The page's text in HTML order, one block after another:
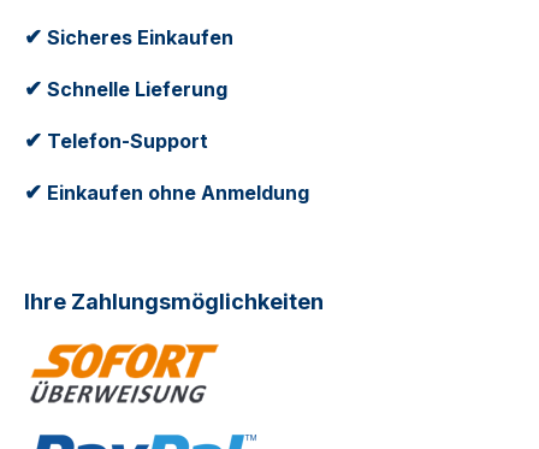
✔ Sicheres Einkaufen
✔ Schnelle Lieferung
✔ Telefon-Support
✔ Einkaufen ohne Anmeldung
Ihre Zahlungsmöglichkeiten